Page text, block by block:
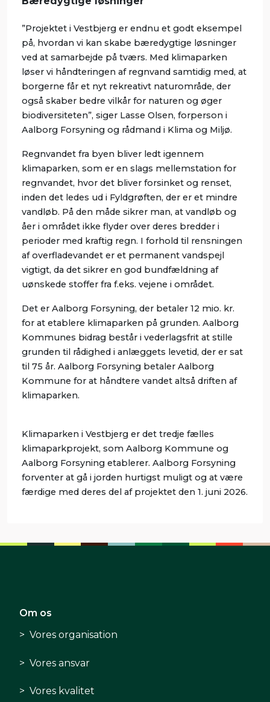
”Projektet i Vestbjerg er endnu et godt eksempel
på, hvordan vi kan skabe bæredygtige løsninger
ved at samarbejde på tværs. Med klimaparken
løser vi håndteringen af regnvand samtidig med, at
borgerne får et nyt rekreativt naturområde, der
også skaber bedre vilkår for naturen og øger
biodiversiteten”, siger Lasse Olsen, forperson i
Aalborg Forsyning og rådmand i Klima og Miljø.
Regnvandet fra byen bliver ledt igennem
klimaparken, som er en slags mellemstation for
regnvandet, hvor det bliver forsinket og renset,
inden det ledes ud i Fyldgrøften, der er et mindre
vandløb. På den måde sikrer man, at vandløb og
åer i området ikke flyder over deres bredder i
perioder med kraftig regn. I forhold til rensningen
af overfladevandet er et permanent vandspejl
vigtigt, da det sikrer en god bundfældning af
uønskede stoffer fra f.eks. vejene i området.
Det er Aalborg Forsyning, der betaler 12 mio. kr.
for at etablere klimaparken på grunden. Aalborg
Kommunes bidrag består i vederlagsfrit at stille
grunden til rådighed i anlæggets levetid, der er sat
til 75 år. Aalborg Forsyning betaler Aalborg
Kommune for at håndtere vandet altså driften af
klimaparken.
Klimaparken i Vestbjerg er det tredje fælles
klimaparkprojekt, som Aalborg Kommune og
Aalborg Forsyning etablerer. Aalborg Forsyning
forventer at gå i jorden hurtigst muligt og at være
færdige med deres del af projektet den 1. juni 2026.
Om os
Vores organisation
Vores ansvar
Vores kvalitet